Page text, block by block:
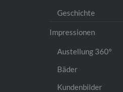
Geschichte
Impressionen
Austellung 360°
Bäder
Kundenbilder